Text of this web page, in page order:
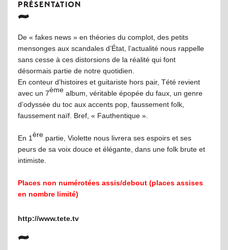
PRÉSENTATION
De « fakes news » en théories du complot, des petits
mensonges aux scandales d’État, l’actualité nous rappelle
sans cesse à ces distorsions de la réalité qui font
désormais partie de notre quotidien.
En conteur d’histoires et guitariste hors pair, Tété revient
avec un 7ème album, véritable épopée du faux, un genre
d’odyssée du toc aux accents pop, faussement folk,
faussement naïf. Bref, « Fauthentique ».
En 1ère partie, Violette nous livrera ses espoirs et ses
peurs de sa voix douce et élégante, dans une folk brute et
intimiste.
Places non numérotées assis/debout (places assises
en nombre limité)
http://www.tete.tv